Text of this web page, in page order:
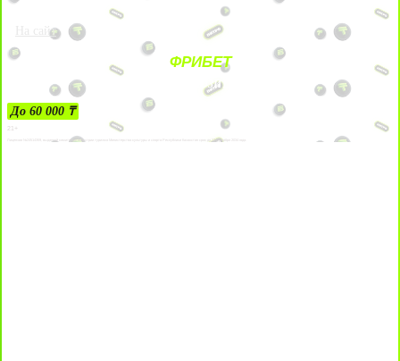
На сайт
ФРИБЕТ
ЗА ДЕПОЗИТЫ
До 60 000 ₸
21+
Лицензии №24514359, выданной комитетом индустрии туризма Министерства культуры и спорта Республики Казахстан срок до 27 сентября 2034 года.